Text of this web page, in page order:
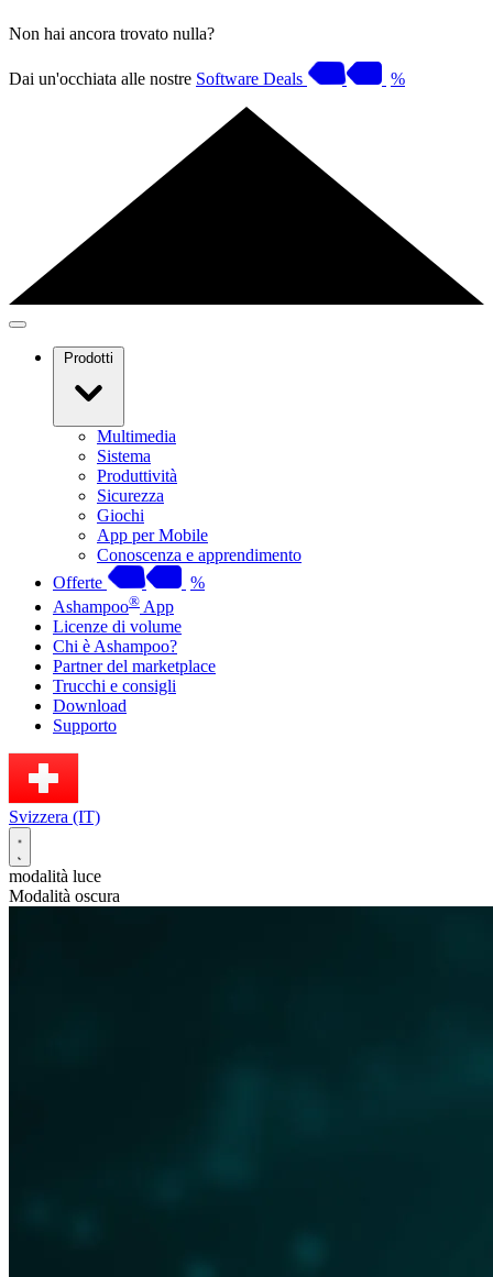
Non hai ancora trovato nulla?
Dai un'occhiata alle nostre Software Deals %
Prodotti
Multimedia
Sistema
Produttività
Sicurezza
Giochi
App per Mobile
Conoscenza e apprendimento
Offerte
%
Ashampoo® App
Licenze di volume
Chi è Ashampoo?
Partner del marketplace
Trucchi e consigli
Download
Supporto
Svizzera (IT)
modalità luce
Modalità oscura